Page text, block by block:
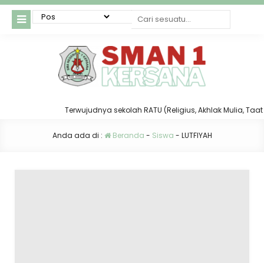
Terwujudnya sekolah RATU (Religius, Akhlak Mulia, Taat
Anda ada di : Beranda - Siswa - LUTFIYAH